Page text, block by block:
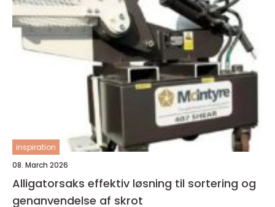
inspiration
08. March 2026
Alligatorsaks effektiv løsning til sortering og
genanvendelse af skrot